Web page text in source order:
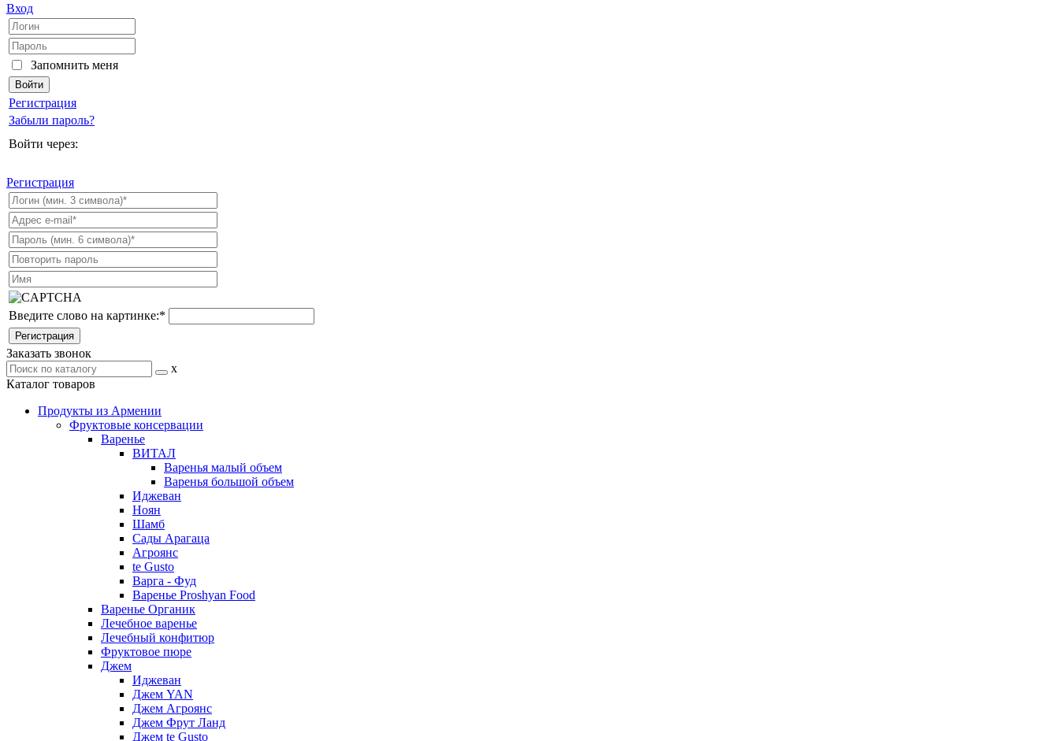
Вход
Запомнить меня
Регистрация
Забыли пароль?
Войти через:
Регистрация
Введите слово на картинке:*
Заказать звонок
x
Каталог товаров
Продукты из Армении
Фруктовые консервации
Варенье
ВИТАЛ
Варенья малый объем
Варенья большой объем
Иджеван
Ноян
Шамб
Сады Арагаца
Агроянс
te Gusto
Варга - Фуд
Варенье Proshyan Food
Варенье Органик
Лечебное варенье
Лечебный конфитюр
Фруктовое пюре
Джем
Иджеван
Джем YAN
Джем Агроянс
Джем Фрут Ланд
Джем te Gusto